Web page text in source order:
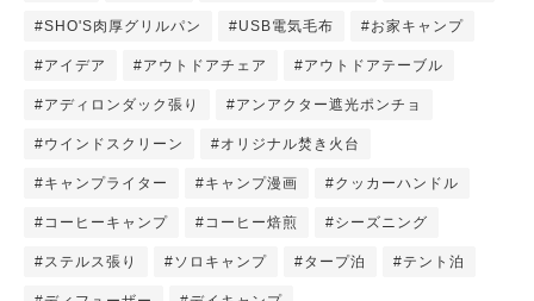
#SHO'S肉厚グリルパン #USB電気毛布 #お家キャンプ
#アイデア #アウトドアチェア #アウトドアテーブル
#アディロンダック張り #アンアクター遮光ポンチョ
#ウインドスクリーン #オリジナル焚き火台
#キャンプライター #キャンプ漫画 #クッカーハンドル
#コーヒーキャンプ #コーヒー焙煎 #シーズニング
#ステルス張り #ソロキャンプ #タープ泊 #テント泊